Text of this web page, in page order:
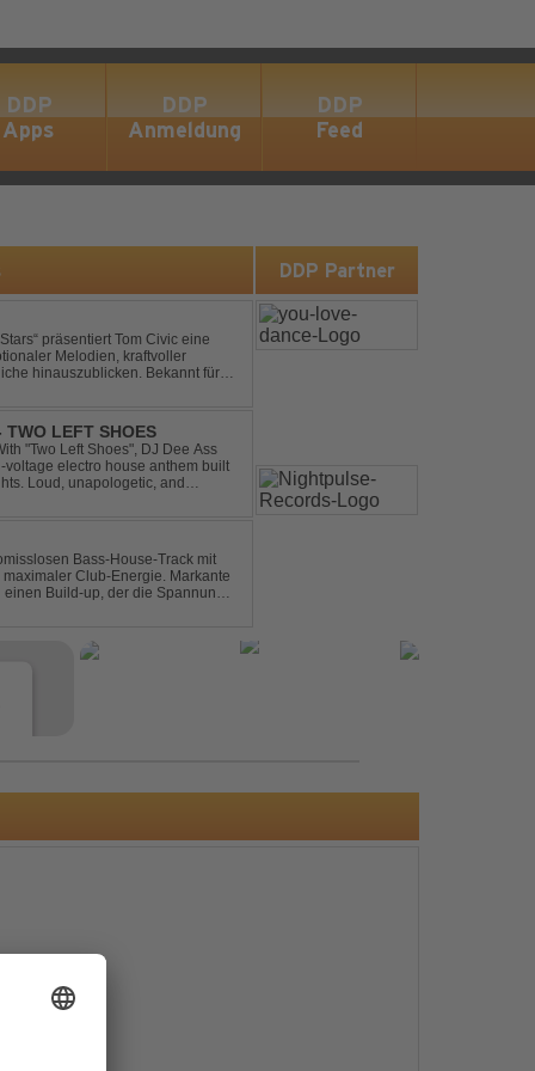
DDP
Apps
DDP
Anmeldung
DDP
Feed
Melodien, kraftvoller
Bekannt für
TWO LEFT SHOES
electro house anthem built
Loud, unapologetic, and
Bass-House-Track mit
Club-Energie. Markante
Build-up, der die Spannung
DDP Partner